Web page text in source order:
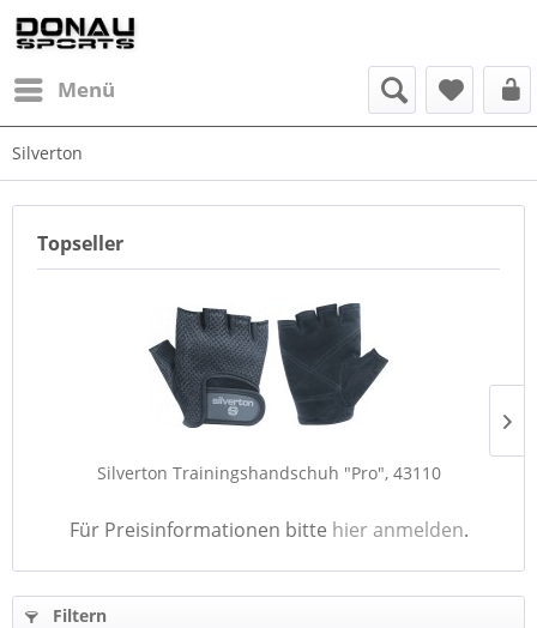
Menü
Silverton
Topseller
Silverton Trainingshandschuh "Pro", 43110
Für Preisinformationen bitte hier anmelden.
Filtern